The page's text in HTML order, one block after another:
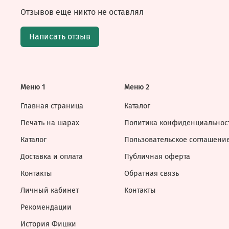
Отзывов еще никто не оставлял
Написать отзыв
Меню 1
Главная страница
Печать на шарах
Каталог
Доставка и оплата
Контакты
Личный кабинет
Рекомендации
История Фишки
Меню 2
Каталог
Политика
Пользовательское
Публичная оферта
Обратная связь
Контакты